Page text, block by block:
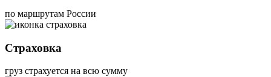
по маршрутам России
Страховка
груз страхуется на всю сумму